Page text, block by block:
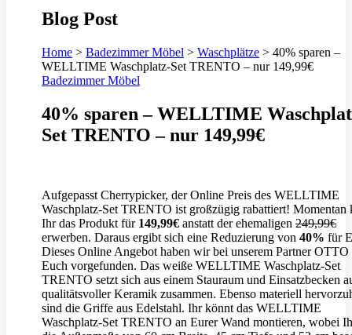
Blog Post
Home > Badezimmer Möbel > Waschplätze > 40% sparen –
WELLTIME Waschplatz-Set TRENTO – nur 149,99€
Badezimmer Möbel
40% sparen – WELLTIME
Set TRENTO – nur 149,99€
Aufgepasst Cherrypicker, der Online Preis des WELLTIME
Waschplatz-Set TRENTO ist großzügig rabattiert! Momentan
Ihr das Produkt für 149,99€ anstatt der ehemaligen 249,99€
erwerben. Daraus ergibt sich eine Reduzierung von 40% für
Dieses Online Angebot haben wir bei unserem Partner
Euch vorgefunden. Das weiße WELLTIME Waschplatz-Set
TRENTO setzt sich aus einem Stauraum und Einsatzbecken
qualitätsvoller Keramik zusammen. Ebenso materiell
sind die Griffe aus Edelstahl. Ihr könnt das WELLTIME
Waschplatz-Set TRENTO an Eurer Wand montieren, wobei